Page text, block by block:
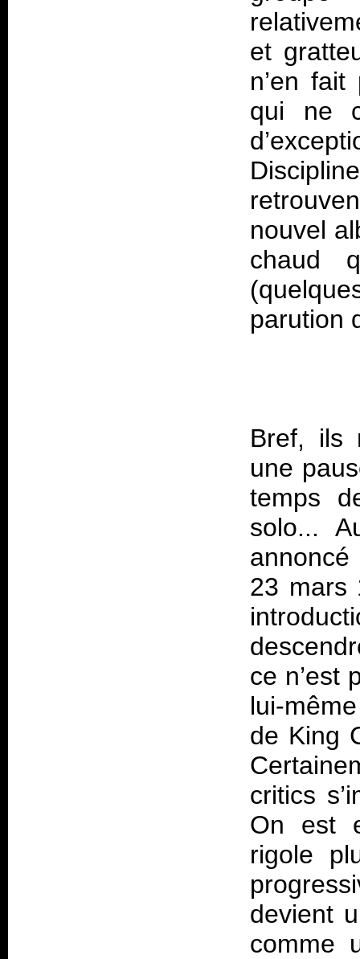
et
n’en
qui ne
nouvel
chaud
Bref, ils
une
temps
solo...
23 mars
ce n’est
lui-
de King
critics
On est
rigole
devient
comme